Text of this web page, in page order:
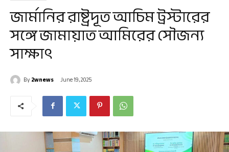
জার্মানির রাষ্ট্রদূত আচিম ট্রস্টারের
সঙ্গে জামায়াত আমিরের সৌজন্য
সাক্ষাৎ
By2wnews June 19, 2025